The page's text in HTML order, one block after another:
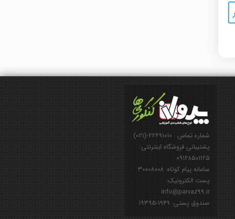
شماره تماس : ۲۲۶۹۱۰۱۰-(۰۲۱)
پشتیبانی فروشگاه اینترنتی:
۰۹۱۲۸۵۰۱۱۲۵
سامانه پیام کوتاه: ۳۰۰۰۸۰۰۸
پست الکترونیک:
info@parvaz99.ir
صندوق پستی: ۱۹۴۹-۱۹۳۹۵